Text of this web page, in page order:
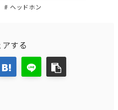
ヘッドホン
アする